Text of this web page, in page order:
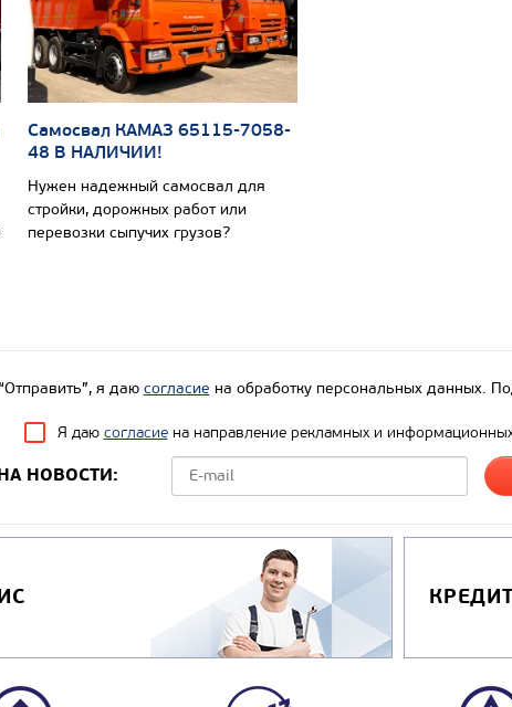
Самосвал КАМАЗ 65115-7058-
48 В НАЛИЧИИ!
Нужен надежный самосвал для
стройки, дорожных работ или
перевозки сыпучих грузов?
я даю согласие на обработку персональных данных.
Я даю согласиена направление рекламных и
НОВОСТИ: